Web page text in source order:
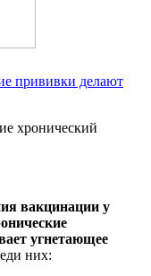
прививки делают
хронический
вакцинации у
угнетающее
них: